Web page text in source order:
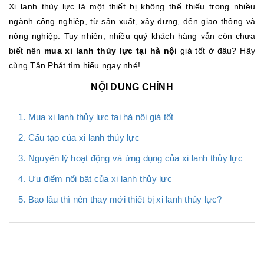
Xi lanh thủy lực là một thiết bị không thể thiếu trong nhiều
ngành công nghiệp, từ sản xuất, xây dựng, đến giao thông và
nông nghiệp. Tuy nhiên, nhiều quý khách hàng vẫn còn chưa
biết nên mua xi lanh thủy lực tại hà nội giá tốt ở đâu? Hãy
cùng Tân Phát tìm hiểu ngay nhé!
NỘI DUNG CHÍNH
1. Mua xi lanh thủy lực tại hà nội giá tốt
2. Cấu tạo của xi lanh thủy lực
3. Nguyên lý hoạt động và ứng dụng của xi lanh thủy lực
4. Ưu điểm nổi bật của xi lanh thủy lực
5. Bao lâu thì nên thay mới thiết bị xi lanh thủy lực?